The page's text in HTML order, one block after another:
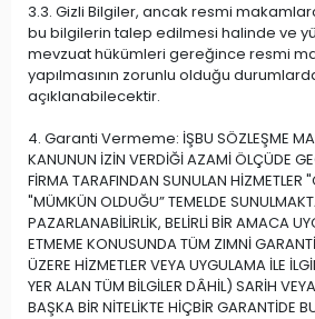
3.3. Gizli Bilgiler, ancak resmi
bu bilgilerin talep edilmesi halinde ve
mevzuat hükümleri gereğince resmi
yapılmasının zorunlu olduğu
açıklanabilecektir.
4. Garanti Vermeme: İŞBU SÖZLEŞME
KANUNUN İZİN VERDİĞİ AZAMİ ÖLÇÜDE
FİRMA TARAFINDAN SUNULAN HİZMETLER
"MÜMKÜN OLDUĞU” TEMELDE
PAZARLANABİLİRLİK, BELİRLİ BİR AMACA
ETMEME KONUSUNDA TÜM ZIMNİ
ÜZERE HİZMETLER VEYA UYGULAMA İLE
YER ALAN TÜM BİLGİLER DÂHİL) SARİH
BAŞKA BİR NİTELİKTE HİÇBİR GARANTİDE